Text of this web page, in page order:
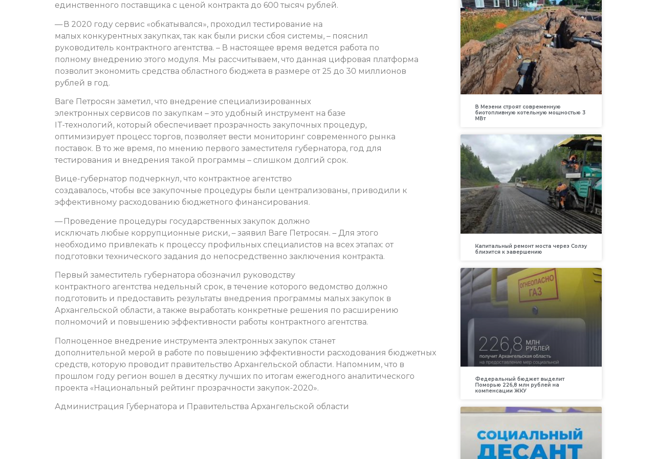
единственного поставщика с ценой контракта до 600 тысяч рублей.
— В 2020 году сервис «обкатывался», проходил тестирование на
малых конкурентных закупках, так как были риски сбоя системы, – пояснил
руководитель контрактного агентства. – В настоящее время ведется работа по
полному внедрению этого модуля. Мы рассчитываем, что данная цифровая платформа
позволит экономить средства областного бюджета в размере от 25 до 30 миллионов
рублей в год.
Ваге Петросян заметил, что внедрение специализированных
электронных сервисов по закупкам – это удобный инструмент на базе
IT-технологий, который обеспечивает прозрачность закупочных процедур,
оптимизирует процесс торгов, позволяет вести мониторинг современного рынка
поставок. В то же время, по мнению первого заместителя губернатора, год для
тестирования и внедрения такой программы – слишком долгий срок.
Вице-губернатор подчеркнул, что контрактное агентство
создавалось, чтобы все закупочные процедуры были централизованы, приводили к
эффективному расходованию бюджетного финансирования.
— Проведение процедуры государственных закупок должно
исключать любые коррупционные риски, – заявил Ваге Петросян. – Для этого
необходимо привлекать к процессу профильных специалистов на всех этапах: от
подготовки технического задания до непосредственно заключения контракта.
Первый заместитель губернатора обозначил руководству
контрактного агентства недельный срок, в течение которого ведомство должно
подготовить и предоставить результаты внедрения программы малых закупок в
Архангельской области, а также выработать конкретные решения по расширению
полномочий и повышению эффективности работы контрактного агентства.
Полноценное внедрение инструмента электронных закупок станет
дополнительной мерой в работе по повышению эффективности расходования бюджетных
средств, которую проводит правительство Архангельской области. Напомним, что в
прошлом году регион вошел в десятку лучших по итогам ежегодного аналитического
проекта «Национальный рейтинг прозрачности закупок-2020».
Администрация Губернатора и Правительства Архангельской области
В Мезени строят современную
биотопливную котельную мощностью 3
МВт
Капитальный ремонт моста через Солзу
близится к завершению
Федеральный бюджет выделит
Поморью 226,8 млн рублей на
компенсации ЖКУ